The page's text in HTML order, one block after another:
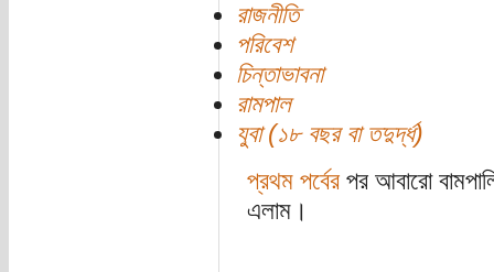
রাজনীতি
পরিবেশ
চিন্তাভাবনা
রামপাল
যুবা (১৮ বছর বা তদুর্দ্ধ)
প্রথম পর্বেরপর আবারো
এলাম।